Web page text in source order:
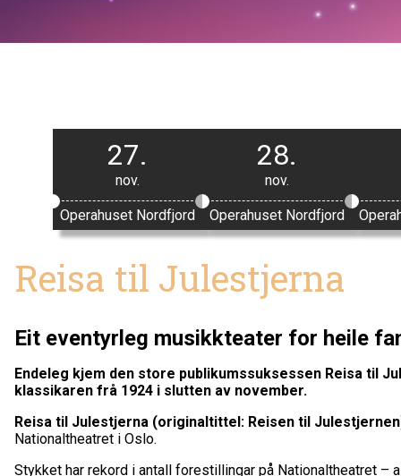
27.
nov.
Operahuset Nordfjord
28.
nov.
Operahuset Nordfjord
Reisa til Julestjerna
Eit eventyrleg musikkteater for heile
Endeleg kjem den store publikumssuksessen Reisa til
klassikaren frå 1924 i slutten av november.
Reisa til Julestjerna (originaltittel: Reisen til
Nationaltheatret i Oslo.
Stykket har rekord i antall forestillingar på Nationaltheatret –